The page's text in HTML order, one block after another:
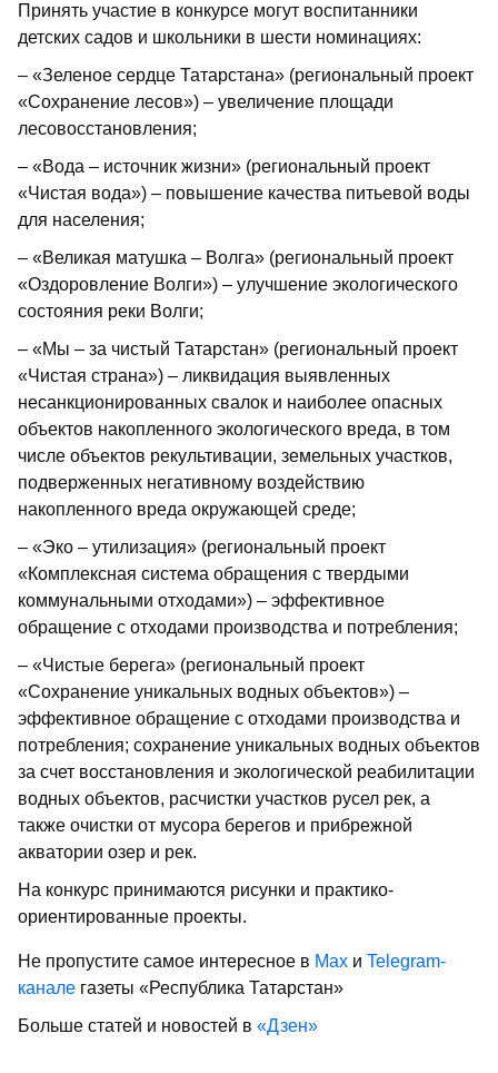
Принять участие в конкурсе могут воспитанники
детских садов и школьники в шести номинациях:
– «Зеленое сердце Татарстана» (региональный проект
«Сохранение лесов») – увеличение площади
лесовосстановления;
– «Вода – источник жизни» (региональный проект
«Чистая вода») – повышение качества питьевой воды
для населения;
– «Великая матушка – Волга» (региональный проект
«Оздоровление Волги») – улучшение экологического
состояния реки Волги;
– «Мы – за чистый Татарстан» (региональный проект
«Чистая страна») – ликвидация выявленных
несанкционированных свалок и наиболее опасных
объектов накопленного экологического вреда, в том
числе объектов рекультивации, земельных участков,
подверженных негативному воздействию
накопленного вреда окружающей среде;
– «Эко – утилизация» (региональный проект
«Комплексная система обращения с твердыми
коммунальными отходами») – эффективное
обращение с отходами производства и потребления;
– «Чистые берега» (региональный проект
«Сохранение уникальных водных объектов») –
эффективное обращение с отходами производства и
потребления; сохранение уникальных водных объектов
за счет восстановления и экологической реабилитации
водных объектов, расчистки участков русел рек, а
также очистки от мусора берегов и прибрежной
акватории озер и рек.
На конкурс принимаются рисунки и практико-
ориентированные проекты.
Не пропустите самое интересное в Max и Telegram-
канале газеты «Республика Татарстан»
Больше статей и новостей в «Дзен»